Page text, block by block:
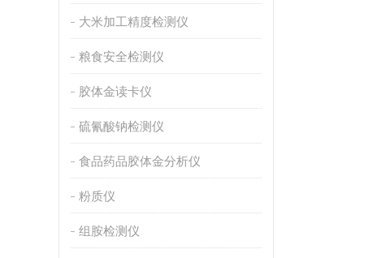
大米加工精度检测仪
粮食安全检测仪
胶体金读卡仪
硫氰酸钠检测仪
食品药品胶体金分析仪
粉质仪
组胺检测仪